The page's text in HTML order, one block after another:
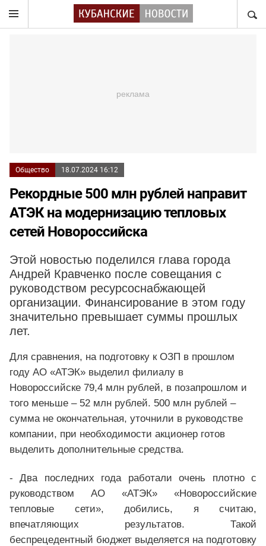
Общество 18.07.2024 16:12
Рекордные 500 млн рублей направит
АТЭК на модернизацию тепловых
сетей Новороссийска
Этой новостью поделился глава города
Андрей Кравченко после совещания с
руководством ресурсоснабжающей
организации. Финансирование в этом году
значительно превышает суммы прошлых
лет.
Для сравнения, на подготовку к ОЗП в прошлом
году АО «АТЭК» выделил филиалу в
Новороссийске 79,4 млн рублей, в позапрошлом и
того меньше – 52 млн рублей. 500 млн рублей –
сумма не окончательная, уточнили в руководстве
компании, при необходимости акционер готов
выделить дополнительные средства.
- Два последних года работали очень плотно с
руководством АО «АТЭК» «Новороссийские
тепловые сети», добились, я считаю,
впечатляющих результатов. Такой
беспрецедентный бюджет выделяется на подготовку